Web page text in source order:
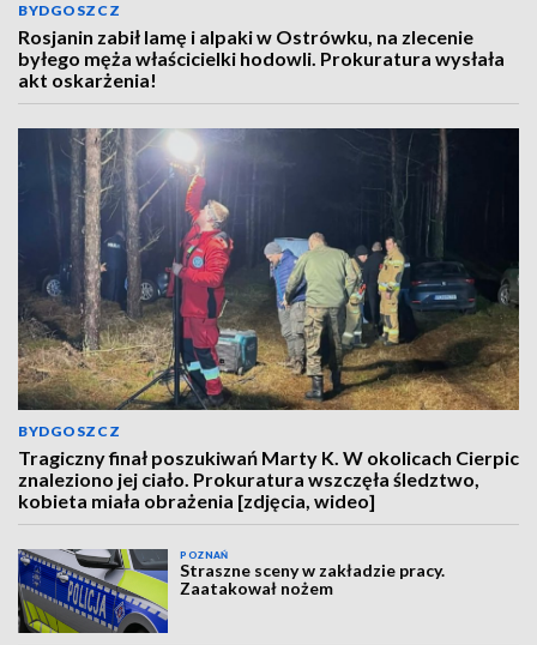
BYDGOSZCZ
Rosjanin zabił lamę i alpaki w Ostrówku, na zlecenie
byłego męża właścicielki hodowli. Prokuratura wysłała
akt oskarżenia!
BYDGOSZCZ
Tragiczny finał poszukiwań Marty K. W okolicach Cierpic
znaleziono jej ciało. Prokuratura wszczęła śledztwo,
kobieta miała obrażenia [zdjęcia, wideo]
POZNAŃ
Straszne sceny w zakładzie pracy.
Zaatakował nożem